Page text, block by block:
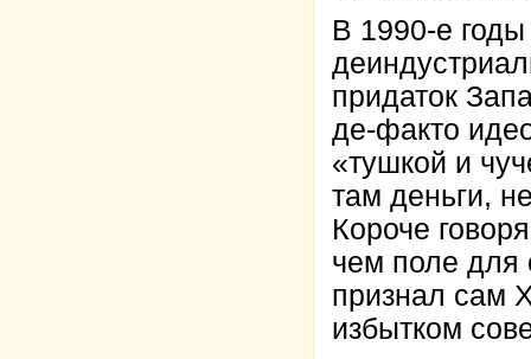
В 1990-е
придаток
де-факто
«тушкой и
там деньги,
Короче
чем поле для
признал сам
избытком